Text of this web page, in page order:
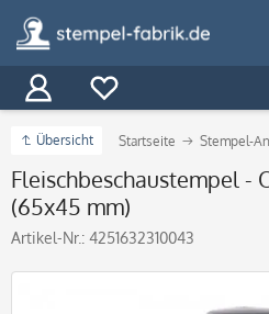
Übersicht Startseite Stempel-
Fleischbeschaustempel -
(65x45 mm)
Artikel-Nr.: 4251632310043